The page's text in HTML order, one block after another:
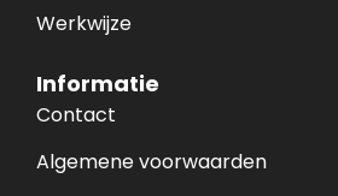
Werkwijze
Informatie
Contact
Algemene voorwaarden